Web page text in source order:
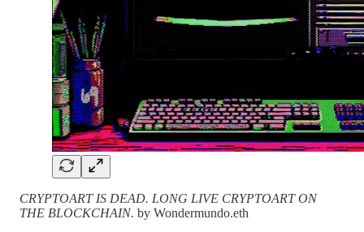
CRYPTOART IS DEAD. LONG LIVE CRYPTOART ON
THE BLOCKCHAIN. by Wondermundo.eth